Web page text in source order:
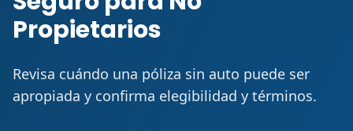
Propietarios
Revisa cuándo una póliza sin auto puede ser
apropiada y confirma elegibilidad y términos.